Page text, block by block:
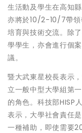
生活動及學生在高知
亦將於10/2-10/7帶領
培育與技術交流。除
學學生，亦會進行個
議。
暨大武東星校長表示
立一般中型大學組第
的角色。科技部HISP
表示，大學社會責任
一種補助，即使需要